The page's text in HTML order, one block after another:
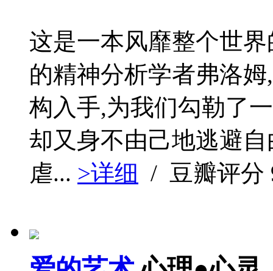
这是一本风靡整个世
的精神分析学者弗洛
构入手,为我们勾勒了
却又身不由己地逃避
虐... >详细 / 豆瓣评分